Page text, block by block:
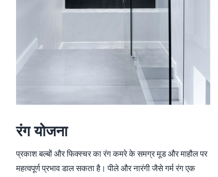
रंग योजना
प्रकाश बल्बों और फिक्स्चर का रंग कमरे के समग्र मूड और माहौल पर
महत्वपूर्ण प्रभाव डाल सकता है। पीले और नारंगी जैसे गर्म रंग एक